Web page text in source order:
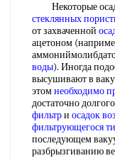
Некоторые
стеклянных
от захваченной
ацетоном
воды). Иногда
высушивают в
этомнеобходимо
достаточно
фильтри осадок
фильтрующегося
последующем
разбрызгиванию